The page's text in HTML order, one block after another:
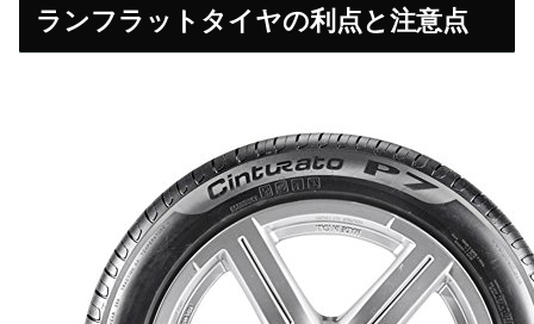
ランフラットタイヤの利点と注意点